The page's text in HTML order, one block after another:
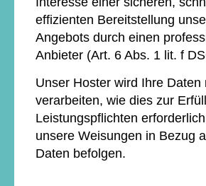
effizienten Bereitstellung
Angebots durch einen
Anbieter (Art. 6 Abs. 1 lit. f
Unser Hoster wird Ihre Daten
verarbeiten, wie dies zur
Leistungspflichten
unsere Weisungen in Bezug
Daten befolgen.